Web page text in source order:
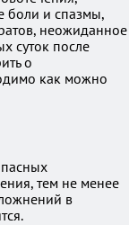
боли и спазмы,
неожиданное
суток после
о
как можно
тем не менее
в